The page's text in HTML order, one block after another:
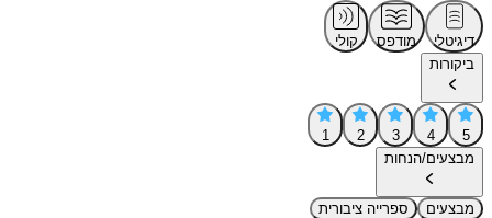
דיגיטלי מודפס
קולי
ביקורות
5
4
3
2
1
מבצעים/הנחות
מבצעים ספרייה ציבורית